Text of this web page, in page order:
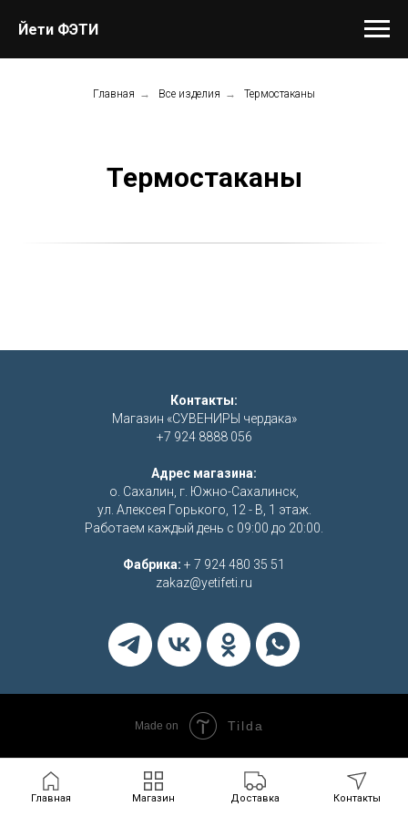
Йети ФЭТИ
Главная Магазин Доставка Контакты
Главная → Все изделия → Термостаканы
Термостаканы
Контакты:
Магазин «СУВЕНИРЫ чердака»
+7 924 8888 056
Адрес магазина:
о. Сахалин, г. Южно-Сахалинск,
ул. Алексея Горького, 12 - В, 1 этаж.
Работаем каждый день с 09:00 до 20:00.
Фабрика: + 7 924 480 35 51
zakaz@yetifeti.ru
Made on Tilda